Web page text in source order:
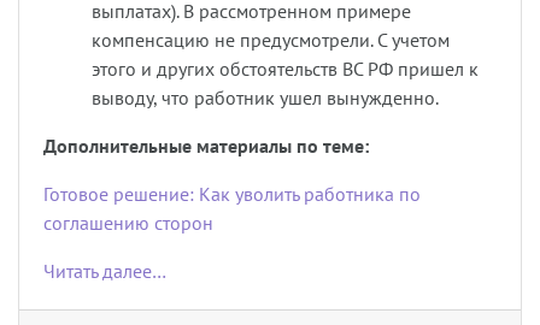
выплатах). В рассмотренном примере
компенсацию не предусмотрели. С учетом
этого и других обстоятельств ВС РФ пришел к
выводу, что работник ушел вынужденно.
Дополнительные материалы по теме:
Готовое решение: Как уволить работника по
соглашению сторон
Читать далее…